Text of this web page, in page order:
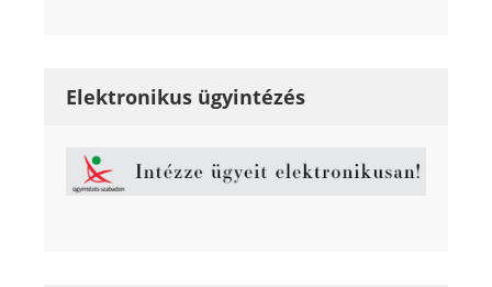
Elektronikus ügyintézés